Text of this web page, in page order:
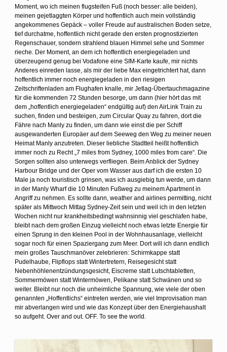
Moment, wo ich meinen flugsteifen Fuß (noch besser: alle beiden),
meinen gejetlaggten Körper und hoffentlich auch mein vollständig
angekommenes Gepäck – voller Freude auf australischen Boden setze,
tief durchatme, hoffentlich nicht gerade den ersten prognostizierten
Regenschauer, sondern strahlend blauen Himmel sehe und Sommer
rieche. Der Moment, an dem ich hoffentlich energiegeladen und
überzeugend genug bei Vodafone eine SIM-Karte kaufe, mir nichts
Anderes einreden lasse, als mir der liebe Max eingetrichtert hat, dann
hoffentlich immer noch energiegeladen in den riesigen
Zeitschriftenladen am Flughafen knalle, mir Jetlag-Übertauchmagazine
für die kommenden 72 Stunden besorge, um dann (hier hört das mit
dem „hoffentlich energiegeladen“ endgültig auf) den AirLink Train zu
suchen, finden und besteigen, zum Circular Quay zu fahren, dort die
Fähre nach Manly zu finden, um dann wie einst die per Schiff
ausgewanderten Europäer auf dem Seeweg den Weg zu meiner neuen
Heimat Manly anzutreten. Dieser liebliche Stadtteil heißt hoffentlich
immer noch zu Recht „7 miles from Sydney, 1000 miles from care“. Die
Sorgen sollten also unterwegs verfliegen. Beim Anblick der Sydney
Harbour Bridge und der Oper vom Wasser aus darf ich die ersten 10
Male ja noch touristisch grinsen, was ich ausgiebig tun werde, um dann
in der Manly Wharf die 10 Minuten Fußweg zu meinem Apartment in
Angriff zu nehmen. Es sollte dann, weather and airlines permitting, nicht
später als Mittwoch Mittag Sydney-Zeit sein und weil ich in den letzten
Wochen nicht nur krankheitsbedingt wahnsinnig viel geschlafen habe,
bleibt nach dem großen Einzug vielleicht noch etwas letzte Energie für
einen Sprung in den kleinen Pool in der Wohnhausanlage, vielleicht
sogar noch für einen Spaziergang zum Meer. Dort will ich dann endlich
mein großes Tauschmanöver zelebrieren: Schirmkappe statt
Pudelhaube, Flipflops statt Wintertretern, Reisegesicht statt
Nebenhöhlenentzündungsgesicht, Eiscreme statt Lutschtabletten,
Sommermöwen statt Wintermöwen, Pelikane statt Schwänen und so
weiter. Bleibt nur noch die unheimliche Spannung, wie viele der oben
genannten „Hoffentlichs“ eintreten werden, wie viel Improvisation man
mir abverlangen wird und wie das Konzept über den Energiehaushalt
so aufgeht. Over and out. OFF. To see the world.